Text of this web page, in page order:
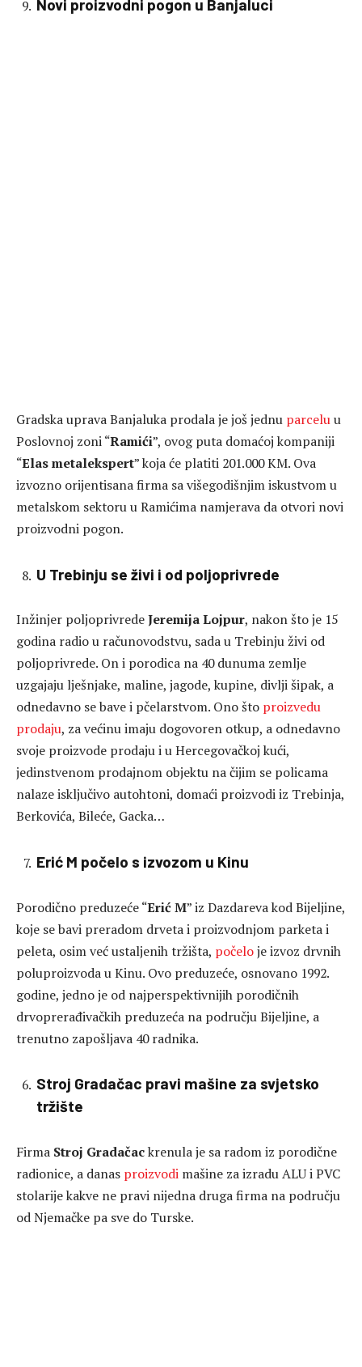
Novi proizvodni pogon u Banjaluci
Gradska uprava Banjaluka prodala je još jednu parceluu
Poslovnoj zoni “Ramići”, ovog puta domaćoj kompaniji
“Elas metalekspert” koja će platiti 201.000 KM. Ova
izvozno orijentisana firma sa višegodišnjim iskustvom u
metalskom sektoru u Ramićima namjerava da otvori novi
proizvodni pogon.
U Trebinju se živi i od poljoprivrede
Inžinjer poljoprivredeJeremija Lojpur, nakon što je 15
godina radio u računovodstvu, sada u Trebinju živi od
poljoprivrede. On i porodica na 40 dunuma zemlje
uzgajaju lješnjake, maline, jagode, kupine, divlji šipak, a
odnedavno se bave i pčelarstvom. Ono što proizvedu
prodaju, za većinu imaju dogovoren otkup, a odnedavno
svoje proizvode prodaju i u Hercegovačkoj kući,
jedinstvenom prodajnom objektu na čijim se policama
nalaze isključivo autohtoni, domaći proizvodi iz Trebinja,
Berkovića, Bileće, Gacka…
Erić M počelo s izvozom u Kinu
Porodično preduzeće “Erić M” iz Dazdareva kod Bijeljine,
koje se bavi preradom drveta i proizvodnjom parketa i
peleta, osim već ustaljenih tržišta, počeloje izvoz drvnih
poluproizvoda u Kinu. Ovo preduzeće, osnovano 1992.
godine, jedno je od najperspektivnijih porodičnih
drvoprerađivačkih preduzeća na području Bijeljine, a
trenutno zapošljava 40 radnika.
Stroj Gradačac pravi mašine za svjetsko
tržište
Firma Stroj Gradačackrenula je sa radom iz porodične
radionice, a danas proizvodi mašine za izradu ALU i PVC
stolarije kakve ne pravi nijedna druga firma na području
od Njemačke pa sve do Turske.